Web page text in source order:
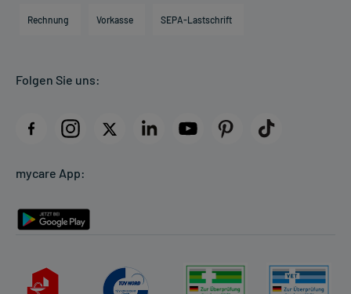
Direktabrechnung PKV
AGB
Datenschutz
Rückgabe/Widerruf
Rechnung Vorkasse SEPA-Lastschrift
Folgen Sie uns:
mycare App: